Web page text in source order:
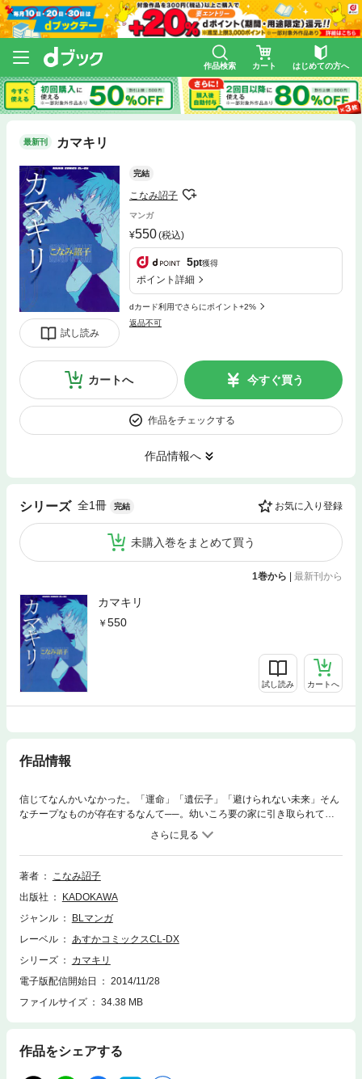
作品検索 カート はじめての方へ
最新刊 カマキリ
試し読み
完結
こなみ詔子
マンガ
550(税込)
5pt獲得
ポイント詳細
dカード利用でさらにポイント+2%
返品不可
カートへ 今すぐ買う
作品をチェックする
作品情報へ
シリーズ 全1冊 完結 お気に入り登録
未購入巻をまとめて買う
1巻から | 最新刊から
カマキリ
550
試し読み カートへ
作品情報
信じてなんかいなかった。「運命」「遺伝子」「避けられない未来」そん
なチープなものが存在するなんて──。幼いころ要の家に引き取られてき
たイトコの航一こと「ウサ」。首に触れられることを極度に嫌うウサの不
可解な行動に隠された謎とは？ こなみ詔子が描く、甘くミステリアスな
ボーイズストーリー。
著者
こなみ詔子
出版社
KADOKAWA
ジャンル
BLマンガ
レーベル
あすかコミックスCL-DX
シリーズ
カマキリ
電子版配信開始日
2014/11/28
ファイルサイズ
34.38 MB
作品をシェアする